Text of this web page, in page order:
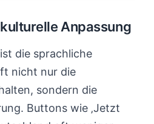
Anpassung
die sprachliche
nicht nur die
sondern die
Buttons wie ‚Jetzt